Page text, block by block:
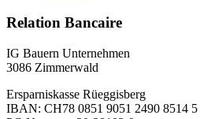
Relation Bancaire
IG Bauern Unternehmen
3086 Zimmerwald
Ersparniskasse Rüeggisberg
IBAN: CH78 0851 9051 2490 8514 5